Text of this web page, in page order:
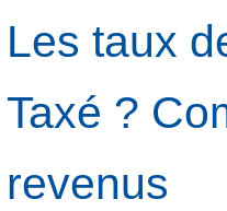
Les taux
Taxé ?
revenus